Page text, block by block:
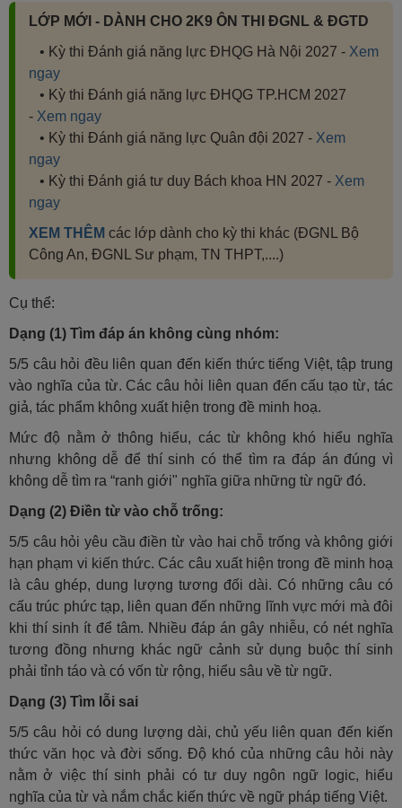
LỚP MỚI - DÀNH CHO 2K9 ÔN THI ĐGNL & ĐGTD
• Kỳ thi Đánh giá năng lực ĐHQG Hà Nội 2027 - Xem
ngay
• Kỳ thi Đánh giá năng lực ĐHQG TP.HCM 2027
- Xem ngay
• Kỳ thi Đánh giá năng lực Quân đội 2027 - Xem
ngay
• Kỳ thi Đánh giá tư duy Bách khoa HN 2027 - Xem
ngay
XEM THÊM các lớp dành cho kỳ thi khác (ĐGNL Bộ
Công An, ĐGNL Sư phạm, TN THPT,....)
Cụ thể:
Dạng (1) Tìm đáp án không cùng nhóm:
5/5 câu hỏi đều liên quan đến kiến thức tiếng Việt, tập trung
vào nghĩa của từ. Các câu hỏi liên quan đến cấu tạo từ, tác
giả, tác phẩm không xuất hiện trong đề minh hoạ.
Mức độ nằm ở thông hiểu, các từ không khó hiểu nghĩa
nhưng không dễ để thí sinh có thể tìm ra đáp án đúng vì
không dễ tìm ra “ranh giới" nghĩa giữa những từ ngữ đó.
Dạng (2) Điền từ vào chỗ trống:
5/5 câu hỏi yêu cầu điền từ vào hai chỗ trống và không giới
hạn phạm vi kiến thức. Các câu xuất hiện trong đề minh hoạ
là câu ghép, dung lượng tương đối dài. Có những câu có
cấu trúc phức tạp, liên quan đến những lĩnh vực mới mà đôi
khi thí sinh ít để tâm. Nhiều đáp án gây nhiễu, có nét nghĩa
tương đồng nhưng khác ngữ cảnh sử dụng buộc thí sinh
phải tỉnh táo và có vốn từ rộng, hiểu sâu về từ ngữ.
Dạng (3) Tìm lỗi sai
5/5 câu hỏi có dung lượng dài, chủ yếu liên quan đến kiến
thức văn học và đời sống. Độ khó của những câu hỏi này
nằm ở việc thí sinh phải có tư duy ngôn ngữ logic, hiểu
nghĩa của từ và nắm chắc kiến thức về ngữ pháp tiếng Việt.